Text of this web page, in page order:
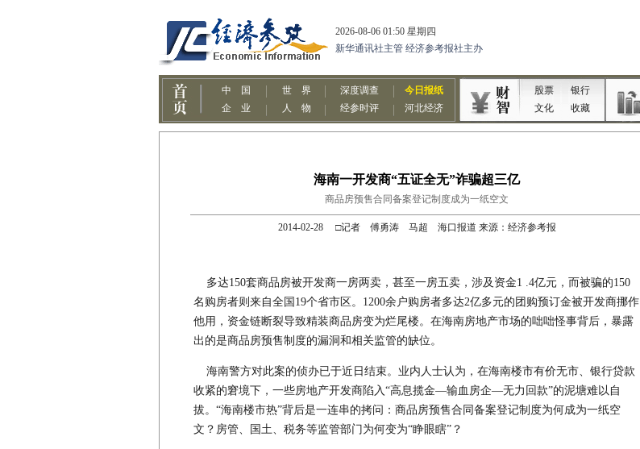
海南一开发商“五证全无”诈骗超三亿
商品房预售合同备案登记制度成为一纸空文
2014-02-28 □记者 傅勇涛 马超 海口报道 来源：经济参考报
多达150套商品房被开发商一房两卖，甚至一房五卖，涉及资金1 .4亿元，而被骗的150
名购房者则来自全国19个省市区。1200余户购房者多达2亿多元的团购预订金被开发商挪作
他用，资金链断裂导致精装商品房变为烂尾楼。在海南房地产市场的咄咄怪事背后，暴露
出的是商品房预售制度的漏洞和相关监管的缺位。
海南警方对此案的侦办已于近日结束。业内人士认为，在海南楼市有价无市、银行贷款
收紧的窘境下，一些房地产开发商陷入“高息揽金—输血房企—无力回款”的泥塘难以自
拔。“海南楼市热”背后是一连串的拷问：商品房预售合同备案登记制度为何成为一纸空
文？房管、国土、税务等监管部门为何变为“睁眼瞎”？